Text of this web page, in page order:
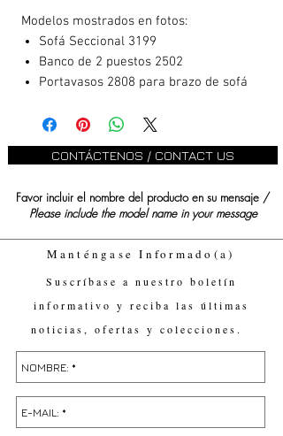
Modelos mostrados en fotos:
Sofá Seccional 3199
Banco de 2 puestos 2502
Portavasos 2808 para brazo de sofá
CONTÁCTENOS / CONTACT US
Favor incluir el nombre del producto en su mensaje /
Please include the model name in your message
Manténgase Informado(a)
Suscríbase a nuestro boletín
informativo y reciba las últimas
noticias, ofertas y colecciones.